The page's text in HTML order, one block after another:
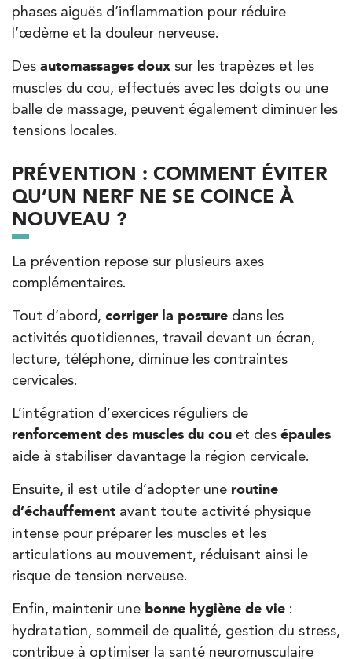
phases aiguës d’inflammation pour réduire
l’œdème et la douleur nerveuse.
Des automassages doux sur les trapèzes et les
muscles du cou, effectués avec les doigts ou une
balle de massage, peuvent également diminuer les
tensions locales.
PRÉVENTION : COMMENT ÉVITER
QU’UN NERF NE SE COINCE À
NOUVEAU ?
La prévention repose sur plusieurs axes
complémentaires.
Tout d’abord, corriger la posture dans les
activités quotidiennes, travail devant un écran,
lecture, téléphone, diminue les contraintes
cervicales.
L’intégration d’exercices réguliers de
renforcement des muscles du cou et des épaules
aide à stabiliser davantage la région cervicale.
Ensuite, il est utile d’adopter une routine
d’échauffement avant toute activité physique
intense pour préparer les muscles et les
articulations au mouvement, réduisant ainsi le
risque de tension nerveuse.
Enfin, maintenir une bonne hygiène de vie :
hydratation, sommeil de qualité, gestion du stress,
contribue à optimiser la santé neuromusculaire
8 Rue de Paris 92190 Meudon
8 Rue de Paris 92190 Meudon
01 40 95 01 09
PRENDRE RDV
PRENDRE RDV